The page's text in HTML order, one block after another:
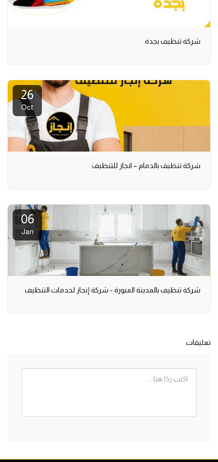
شركة تنظيف بجدة
26
Oct
شركة تنظيف بالدمام – انجاز للتنظيف
06
Jan
شركة تنظيف بالمدينة المنورة - شركة إنجاز لخدمات التنظيف
تعليقات